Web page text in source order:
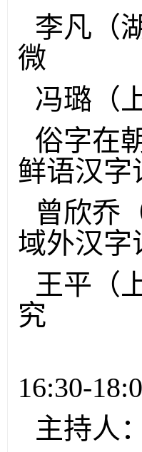
李凡（
微
冯璐（
俗字在
鲜语汉字
曾欣乔
域外汉字
王平（
究
16:30-
主持人